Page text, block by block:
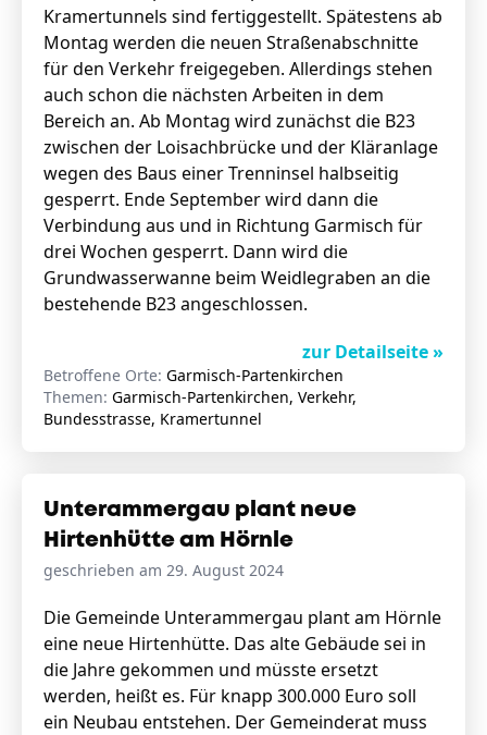
Kramertunnels sind fertiggestellt. Spätestens ab
Montag werden die neuen Straßenabschnitte
für den Verkehr freigegeben. Allerdings stehen
auch schon die nächsten Arbeiten in dem
Bereich an. Ab Montag wird zunächst die B23
zwischen der Loisachbrücke und der Kläranlage
wegen des Baus einer Trenninsel halbseitig
gesperrt. Ende September wird dann die
Verbindung aus und in Richtung Garmisch für
drei Wochen gesperrt. Dann wird die
Grundwasserwanne beim Weidlegraben an die
bestehende B23 angeschlossen.
zur Detailseite »
Betroffene Orte: Garmisch-Partenkirchen
Themen: Garmisch-Partenkirchen, Verkehr,
Bundesstrasse, Kramertunnel
Unterammergau plant neue
Hirtenhütte am Hörnle
geschrieben am 29. August 2024
Die Gemeinde Unterammergau plant am Hörnle
eine neue Hirtenhütte. Das alte Gebäude sei in
die Jahre gekommen und müsste ersetzt
werden, heißt es. Für knapp 300.000 Euro soll
ein Neubau entstehen. Der Gemeinderat muss